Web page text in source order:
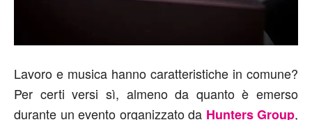
Lavoro e musica hanno caratteristiche in comune?
Per certi versi sì, almeno da quanto è emerso
durante un evento organizzato da Hunters Group,